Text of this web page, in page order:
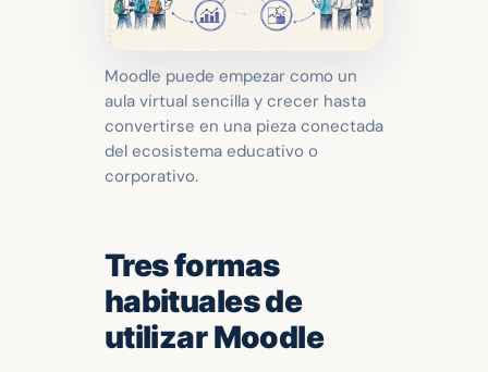
Moodle puede empezar como un
aula virtual sencilla y crecer hasta
convertirse en una pieza conectada
del ecosistema educativo o
corporativo.
Tres formas
habituales de
utilizar Moodle